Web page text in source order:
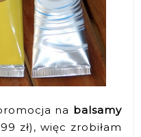
na balsamy
zł), więc zrobiłam